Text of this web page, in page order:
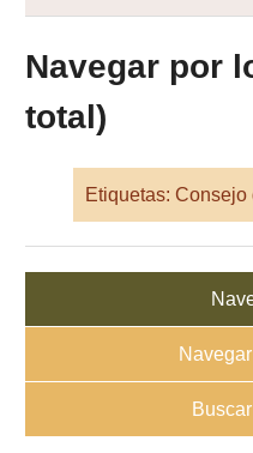
Navegar por
total)
Etiquetas: Consejo